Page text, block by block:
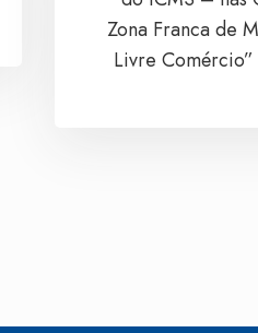
Zona Franca de
Livre